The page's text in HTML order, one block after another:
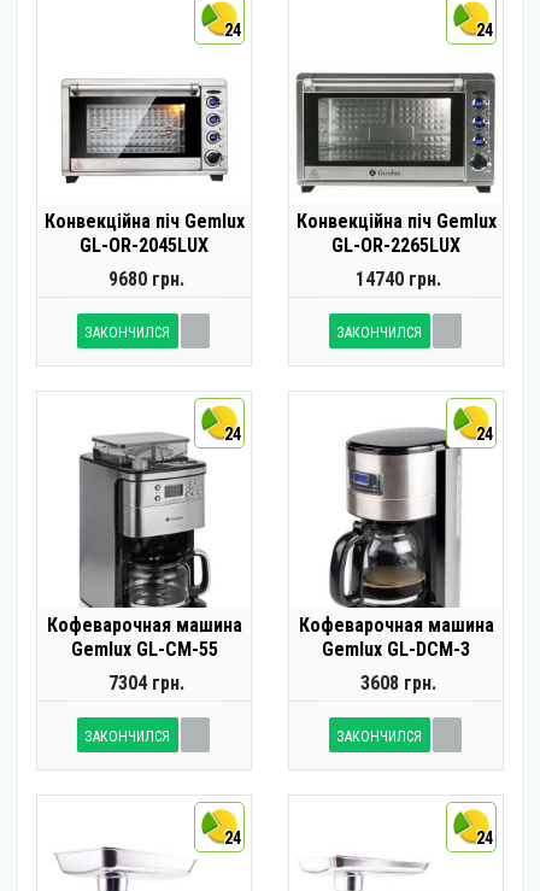
24
Конвекційна піч Gemlux
GL-OR-2045LUX
9680 грн.
ЗАКОНЧИЛСЯ
24
Конвекційна піч Gemlux
GL-OR-2265LUX
14740 грн.
ЗАКОНЧИЛСЯ
24
Кофеварочная машина
Gemlux GL-CM-55
7304 грн.
ЗАКОНЧИЛСЯ
24
Кофеварочная машина
Gemlux GL-DCM-3
3608 грн.
ЗАКОНЧИЛСЯ
24 24